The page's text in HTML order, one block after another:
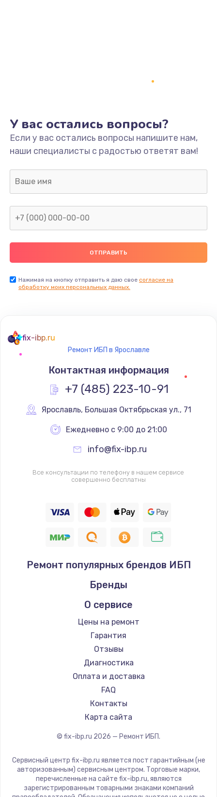
У вас остались вопросы?
Если у вас остались вопросы напишите нам,
наши специалисты с радостью ответят вам!
Нажимая на кнопку отправить я даю свое согласие на
обработку моих персональных данных.
fix-ibp.ru
Ремонт ИБП в Ярославле
Контактная информация
+7 (485) 223-10-91
Ярославль, Большая Октябрьская ул., 71
Ежедневно с 9:00 до 21:00
info@fix-ibp.ru
Все консультации по телефону в нашем сервисе
совершенно бесплатны
Ремонт популярных брендов ИБП
Бренды
О сервисе
Цены на ремонт
Гарантия
Отзывы
Диагностика
Оплата и доставка
FAQ
Контакты
Карта сайта
© fix-ibp.ru 2026 — Ремонт ИБП.
Сервисный центр fix-ibp.ru является пост гарантийным (не
авторизованным) сервисным центром. Торговые марки,
перечисленные на сайте fix-ibp.ru, являются
зарегистрированным товарными знаками компаний